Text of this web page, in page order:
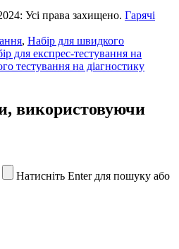
Усі права захищено. Гарячі
, Набір для швидкого
для експрес-тестування на
тестування на діагностику
використовуючи
Натисніть Enter для пошуку або